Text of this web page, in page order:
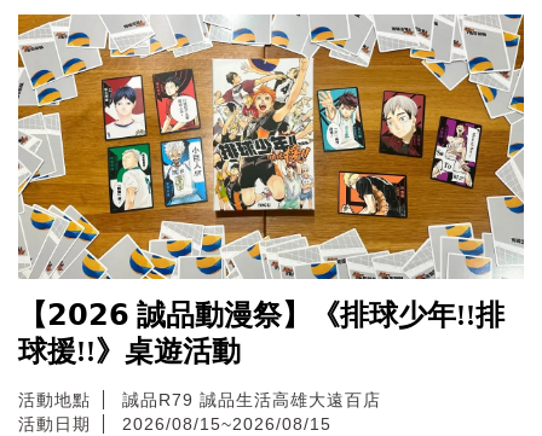
【𝟮𝟬𝟮𝟲 誠品動漫祭】《排球少年!!排
球援!!》桌遊活動
活動地點 誠品R79 誠品生活高雄大遠百店
活動日期
2026/08/15~2026/08/15